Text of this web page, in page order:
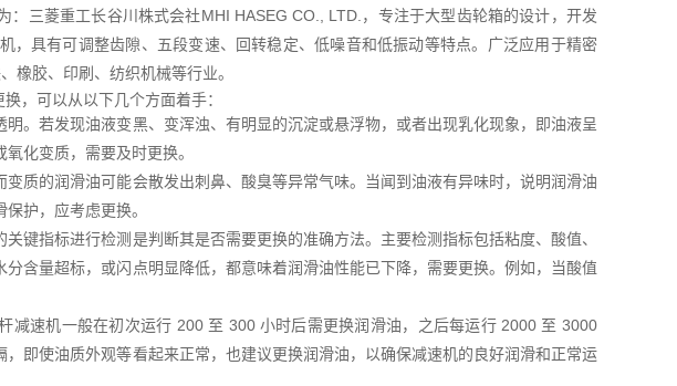
三菱重工长谷川株式会社MHI HASEG CO., LTD.，专注于大型齿轮箱的设计，开发
，具有可调整齿隙、五段变速、回转稳定、低噪音和低振动等特点。广泛应用于精密
橡胶、印刷、纺织机械等行业。
，可以从以下几个方面着手：
明。若发现油液变黑、变浑浊、有明显的沉淀或悬浮物，或者出现乳化现象，即油液呈
化变质，需要及时更换。
变质的润滑油可能会散发出刺鼻、酸臭等异常气味。当闻到油液有异味时，说明润滑油
护，应考虑更换。
键指标进行检测是判断其是否需要更换的准确方法。主要检测指标包括粘度、酸值、
含量超标，或闪点明显降低，都意味着润滑油性能已下降，需要更换。例如，当酸值
减速机一般在初次运行 200 至 300 小时后需更换润滑油，之后每运行 2000 至 3000
即使油质外观等看起来正常，也建议更换润滑油，以确保减速机的良好润滑和正常运